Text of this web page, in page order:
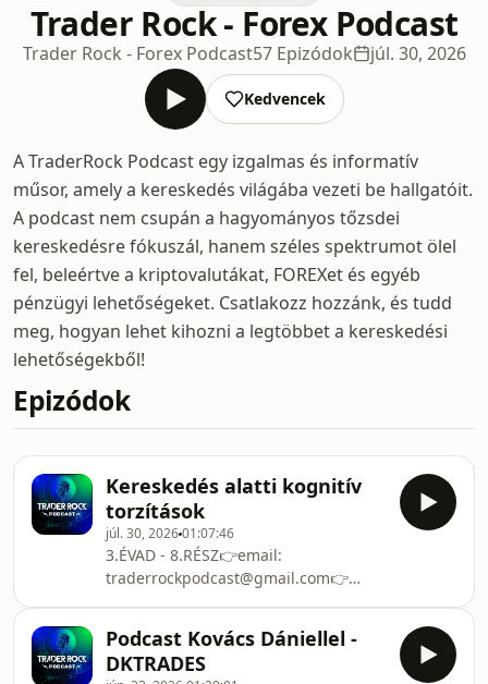
Trader Rock - Forex Podcast
Trader Rock - Forex Podcast57 Epizódok júl. 30, 2026
Kedvencek
A TraderRock Podcast egy izgalmas és informatív
műsor, amely a kereskedés világába vezeti be hallgatóit.
A podcast nem csupán a hagyományos tőzsdei
kereskedésre fókuszál, hanem széles spektrumot ölel
fel, beleértve a kriptovalutákat, FOREXet és egyéb
pénzügyi lehetőségeket. Csatlakozz hozzánk, és tudd
meg, hogyan lehet kihozni a legtöbbet a kereskedési
lehetőségekből!
Epizódok
Kereskedés alatti kognitív
torzítások
júl. 30, 202601:07:46
3.ÉVAD - 8.RÉSZ👉email:
traderrockpodcast@gmail.com👉
https://tradertrainer.hu⚡István:
https://tradingbox.hu
Podcast Kovács Dániellel -
DKTRADES